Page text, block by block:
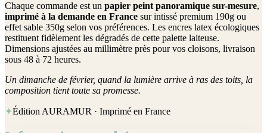
Chaque commande est un papier peint panoramique sur-mesure,
imprimé à la demande en France sur intissé premium 190g ou
effet sable 350g selon vos préférences. Les encres latex écologiques
restituent fidèlement les dégradés de cette palette laiteuse.
Dimensions ajustées au millimètre près pour vos cloisons, livraison
sous 48 à 72 heures.
Un dimanche de février, quand la lumière arrive à ras des toits, la
composition tient toute sa promesse.
✦Édition AURAMUR · Imprimé en France